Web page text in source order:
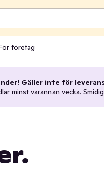
företag
Gäller inte för
minst varannan vecka.